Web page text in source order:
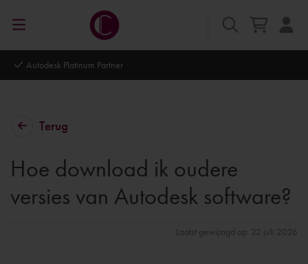
Autodesk Platinum Partner
Terug
Hoe download ik oudere
versies van Autodesk software?
Laatst gewijzigd op: 22 juli 2026